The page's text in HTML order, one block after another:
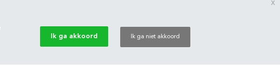
Ik ga akkoord Ik ga niet akkoord
x